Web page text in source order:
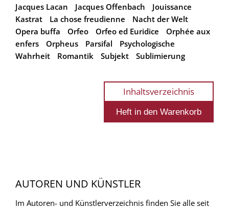
Jacques Lacan
Jacques Offenbach
Jouissance
Kastrat
La chose freudienne
Nacht der Welt
Opera buffa
Orfeo Orfeo ed Euridice
Orphée aux
enfers
Orpheus Parsifal
Psychologische
Wahrheit
Romantik Subjekt Sublimierung
Inhaltsverzeichnis
AUTOREN UND KÜNSTLER
Im Autoren- und Künstlerverzeichnis finden Sie alle seit